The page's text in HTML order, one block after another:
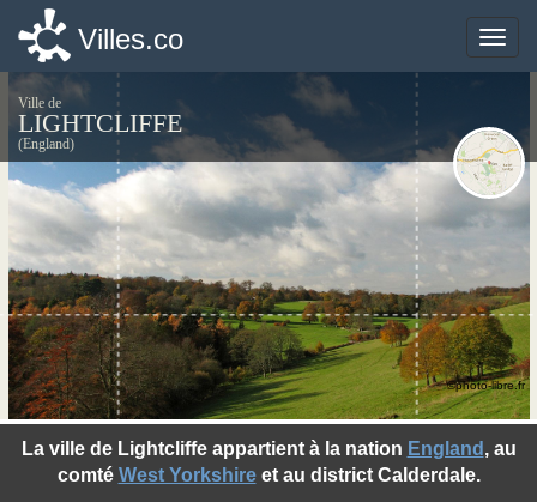
Toggle
Villes.co
Ville de
LIGHTCLIFFE
(England)
La ville de Lightcliffe appartient à la nation England , au
comté West Yorkshireet au district Calderdale.
©photo-libre.fr
Toggle
Villes.co